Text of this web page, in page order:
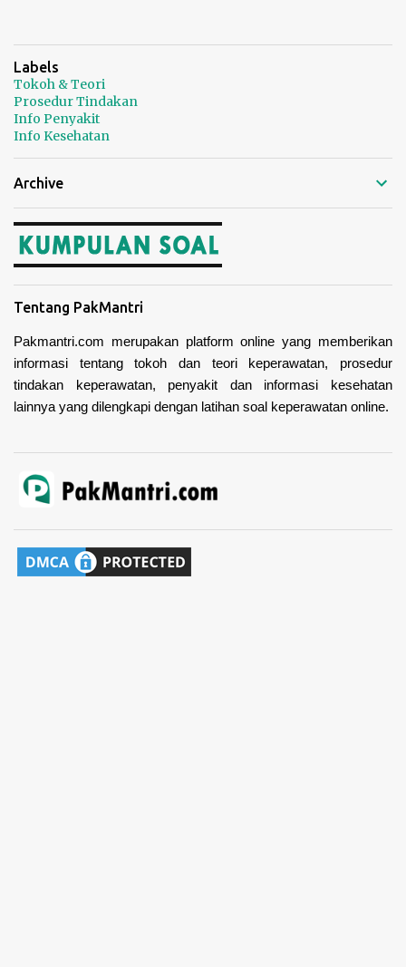
Labels
Tokoh & Teori
Prosedur Tindakan
Info Penyakit
Info Kesehatan
Archive
Tentang PakMantri
Pakmantri.com merupakan platform online yang memberikan
informasi tentang tokoh dan teori keperawatan, prosedur
tindakan keperawatan, penyakit dan informasi kesehatan
lainnya yang dilengkapi dengan latihan soal keperawatan online.